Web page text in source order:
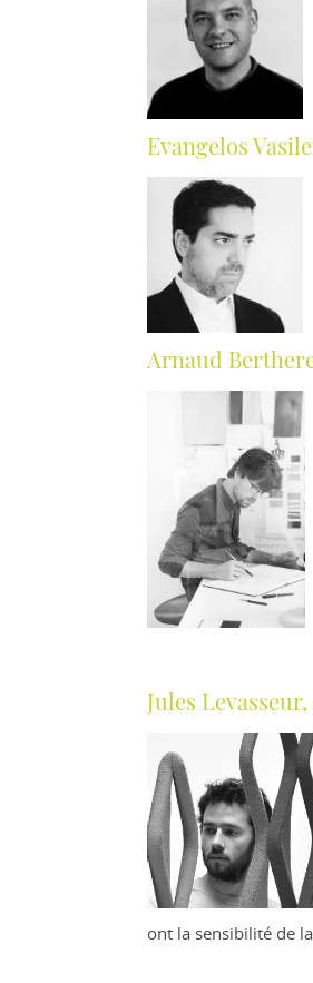
Evangelos
Arnaud
Jules
ont la sensibilité de